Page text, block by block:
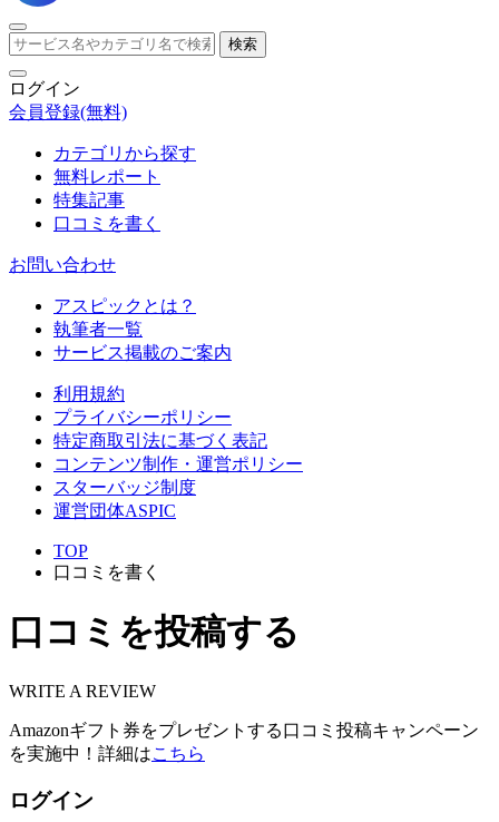
検索
ログイン
会員登録(無料)
カテゴリから探す
無料レポート
特集記事
口コミを書く
お問い合わせ
アスピックとは？
執筆者一覧
サービス掲載のご案内
利用規約
プライバシーポリシー
特定商取引法に基づく表記
コンテンツ制作・運営ポリシー
スターバッジ制度
運営団体ASPIC
TOP
口コミを書く
口コミを投稿する
WRITE A REVIEW
Amazonギフト券をプレゼントする口コミ投稿キャンペーン
を実施中！詳細はこちら
ログイン